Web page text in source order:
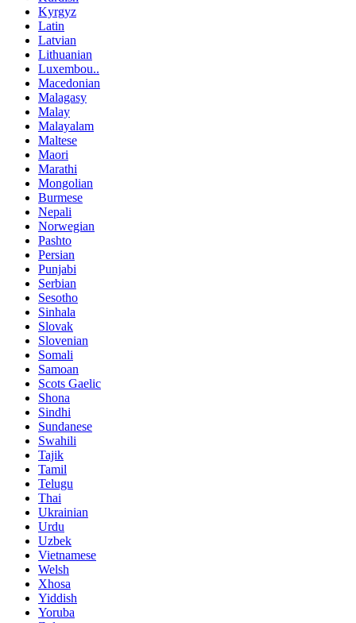
Kyrgyz
Latin
Latvian
Lithuanian
Luxembou..
Macedonian
Malagasy
Malay
Malayalam
Maltese
Maori
Marathi
Mongolian
Burmese
Nepali
Norwegian
Pashto
Persian
Punjabi
Serbian
Sesotho
Sinhala
Slovak
Slovenian
Somali
Samoan
Scots Gaelic
Shona
Sindhi
Sundanese
Swahili
Tajik
Tamil
Telugu
Thai
Ukrainian
Urdu
Uzbek
Vietnamese
Welsh
Xhosa
Yiddish
Yoruba